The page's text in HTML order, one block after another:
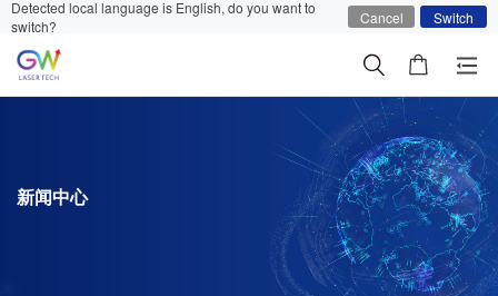
Detected local language is English, do you want to
switch?
Cancel Switch
新闻中心